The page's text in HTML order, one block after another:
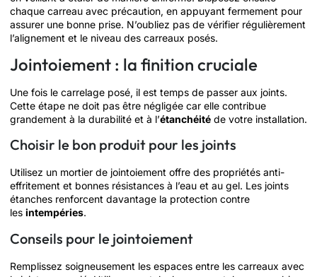
chaque carreau avec précaution, en appuyant fermement pour
assurer une bonne prise. N’oubliez pas de vérifier régulièrement
l’alignement et le niveau des carreaux posés.
Jointoiement : la finition cruciale
Une fois le carrelage posé, il est temps de passer aux joints.
Cette étape ne doit pas être négligée car elle contribue
grandement à la durabilité et à l’étanchéité de votre installation.
Choisir le bon produit pour les joints
Utilisez un mortier de jointoiement offre des propriétés anti-
effritement et bonnes résistances à l’eau et au gel. Les joints
étanches renforcent davantage la protection contre
les intempéries.
Conseils pour le jointoiement
Remplissez soigneusement les espaces entre les carreaux avec